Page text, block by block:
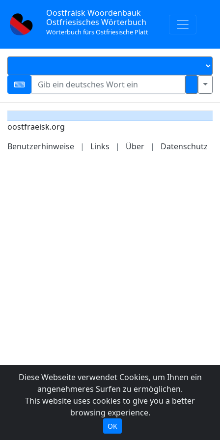
Oostfräisk Woordenbauk
Ostfriesisches Wörterbuch
Wörterbuch fürs Ostfriesische Platt
oostfraeisk.org
Benutzerhinweise
| Links | Über | Datenschutz
Diese Webseite verwendet Cookies, um Ihnen ein
angenehmeres Surfen zu ermöglichen.
This website uses cookies to give you a better
browsing experience.
OK